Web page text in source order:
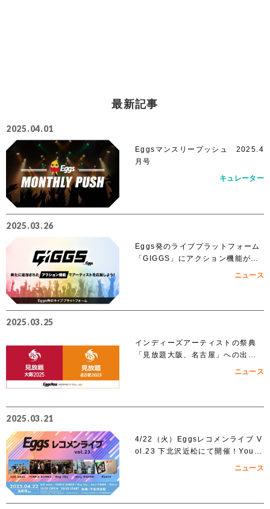
最新記事
2025.04.01
Eggsマンスリープッシュ 2025.4
月号
キュレーター
2025.03.26
Eggs発のライブプラットフォーム
「GIGGS」にアクション機能が追
ニュース
2025.03.25
インディーズアーティストの祭典
「見放題大阪、名古屋」への出演
ニュース
2025.03.21
4/22（火）Eggsレコメンライブ V
ol.23 下北沢近松にて開催！YouT
ニュース